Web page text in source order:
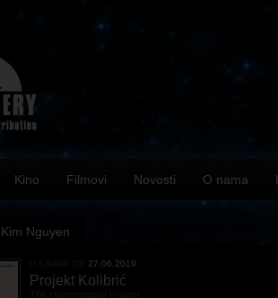
Kino Filmovi Novosti O nama
Nguyen
27.06.2019
Projekt Kolibrić